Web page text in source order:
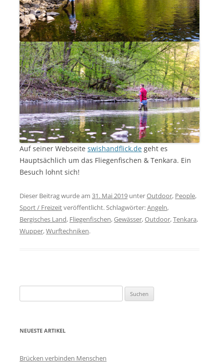
Auf seiner Webseite swishandflick.degeht es
Hauptsächlich um das Fliegenfischen & Tenkara. Ein
Besuch lohnt sich!
Dieser Beitrag wurde am 31. Mai 2019unterOutdoor, People,
Sport / Freizeitveröffentlicht. Schlagwörter:Angeln,
Bergisches Land, Fliegenfischen,Gewässer,Outdoor,Tenkara,
Wupper,Wurftechniken.
nach:
NEUESTE ARTIKEL
Brücken verbinden Menschen